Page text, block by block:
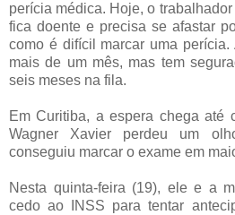
perícia médica. Hoje, o
fica doente e precisa se afastar
como é difícil marcar uma
mais de um mês, mas tem
seis meses na fila.
Em Curitiba, a espera chega até
Wagner Xavier perdeu um
conseguiu marcar o exame em
Nesta quinta-feira (19), ele e a
cedo ao INSS para tentar